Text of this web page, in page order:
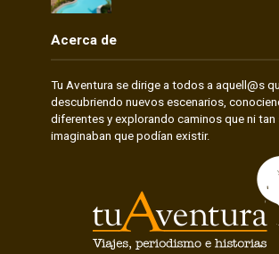
Acerca de
Tu Aventura se dirige a todos a aquell@s
descubriendo nuevos escenarios,
diferentes y explorando caminos que ni tan
imaginaban que podían existir.